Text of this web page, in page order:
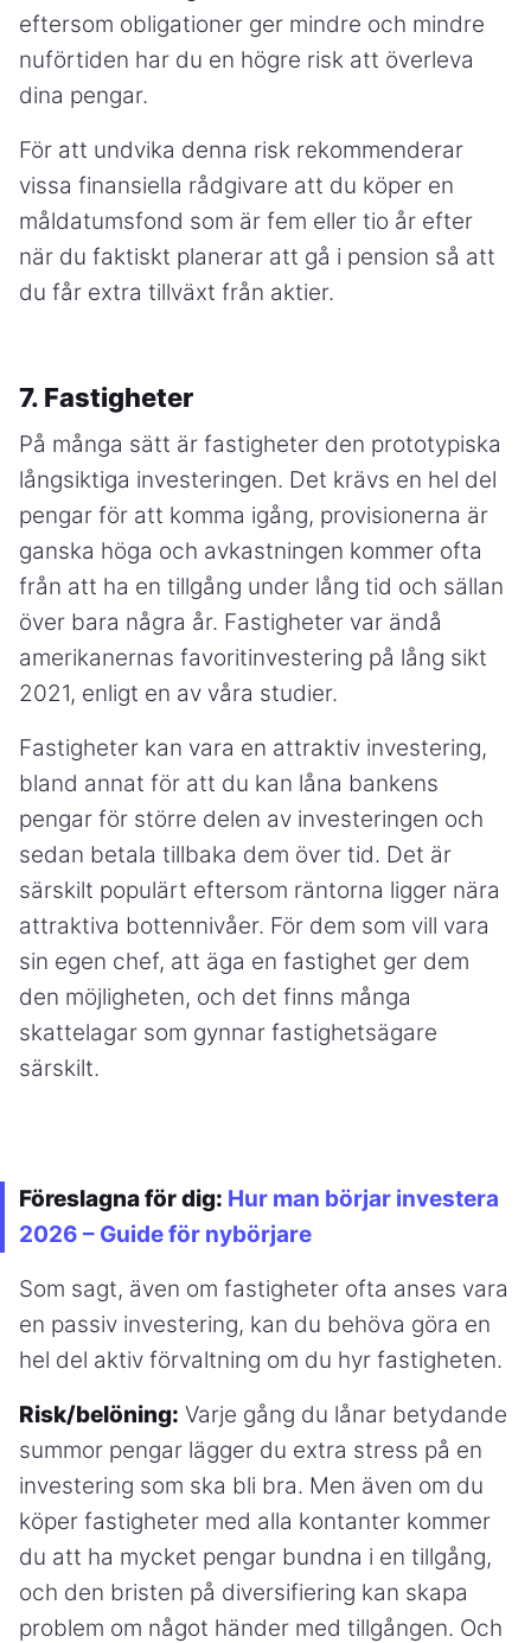
eftersom obligationer ger mindre och mindre
nuförtiden har du en högre risk att överleva
dina pengar.
För att undvika denna risk rekommenderar
vissa finansiella rådgivare att du köper en
måldatumsfond som är fem eller tio år efter
när du faktiskt planerar att gå i pension så att
du får extra tillväxt från aktier.
7. Fastigheter
På många sätt är fastigheter den prototypiska
långsiktiga investeringen. Det krävs en hel del
pengar för att komma igång, provisionerna är
ganska höga och avkastningen kommer ofta
från att ha en tillgång under lång tid och sällan
över bara några år. Fastigheter var ändå
amerikanernas favoritinvestering på lång sikt
2021, enligt en av våra studier.
Fastigheter kan vara en attraktiv investering,
bland annat för att du kan låna bankens
pengar för större delen av investeringen och
sedan betala tillbaka dem över tid. Det är
särskilt populärt eftersom räntorna ligger nära
attraktiva bottennivåer. För dem som vill vara
sin egen chef, att äga en fastighet ger dem
den möjligheten, och det finns många
skattelagar som gynnar fastighetsägare
särskilt.
Föreslagna för dig: Hur man börjar investera
2026 – Guide för nybörjare
Som sagt, även om fastigheter ofta anses vara
en passiv investering, kan du behöva göra en
hel del aktiv förvaltning om du hyr fastigheten.
Risk/belöning: Varje gång du lånar betydande
summor pengar lägger du extra stress på en
investering som ska bli bra. Men även om du
köper fastigheter med alla kontanter kommer
du att ha mycket pengar bundna i en tillgång,
och den bristen på diversifiering kan skapa
problem om något händer med tillgången. Och